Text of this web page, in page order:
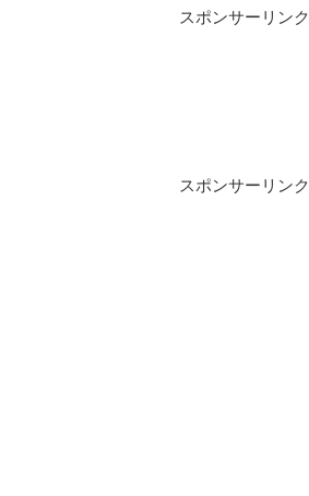
スポンサーリンク
スポンサーリンク